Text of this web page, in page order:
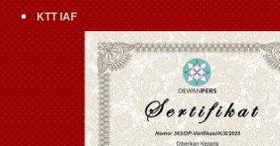
KTT IAF